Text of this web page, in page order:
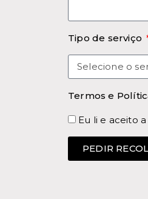
Tipo de serviço
Termos e
Eu li e aceito a
PEDIR